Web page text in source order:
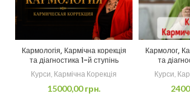
Кармологія, Кармічна корекція
та діагностика 1-й ступінь
Курси, Кармічна Корекція
15000,00грн.
Кармолог,
та
Курси,